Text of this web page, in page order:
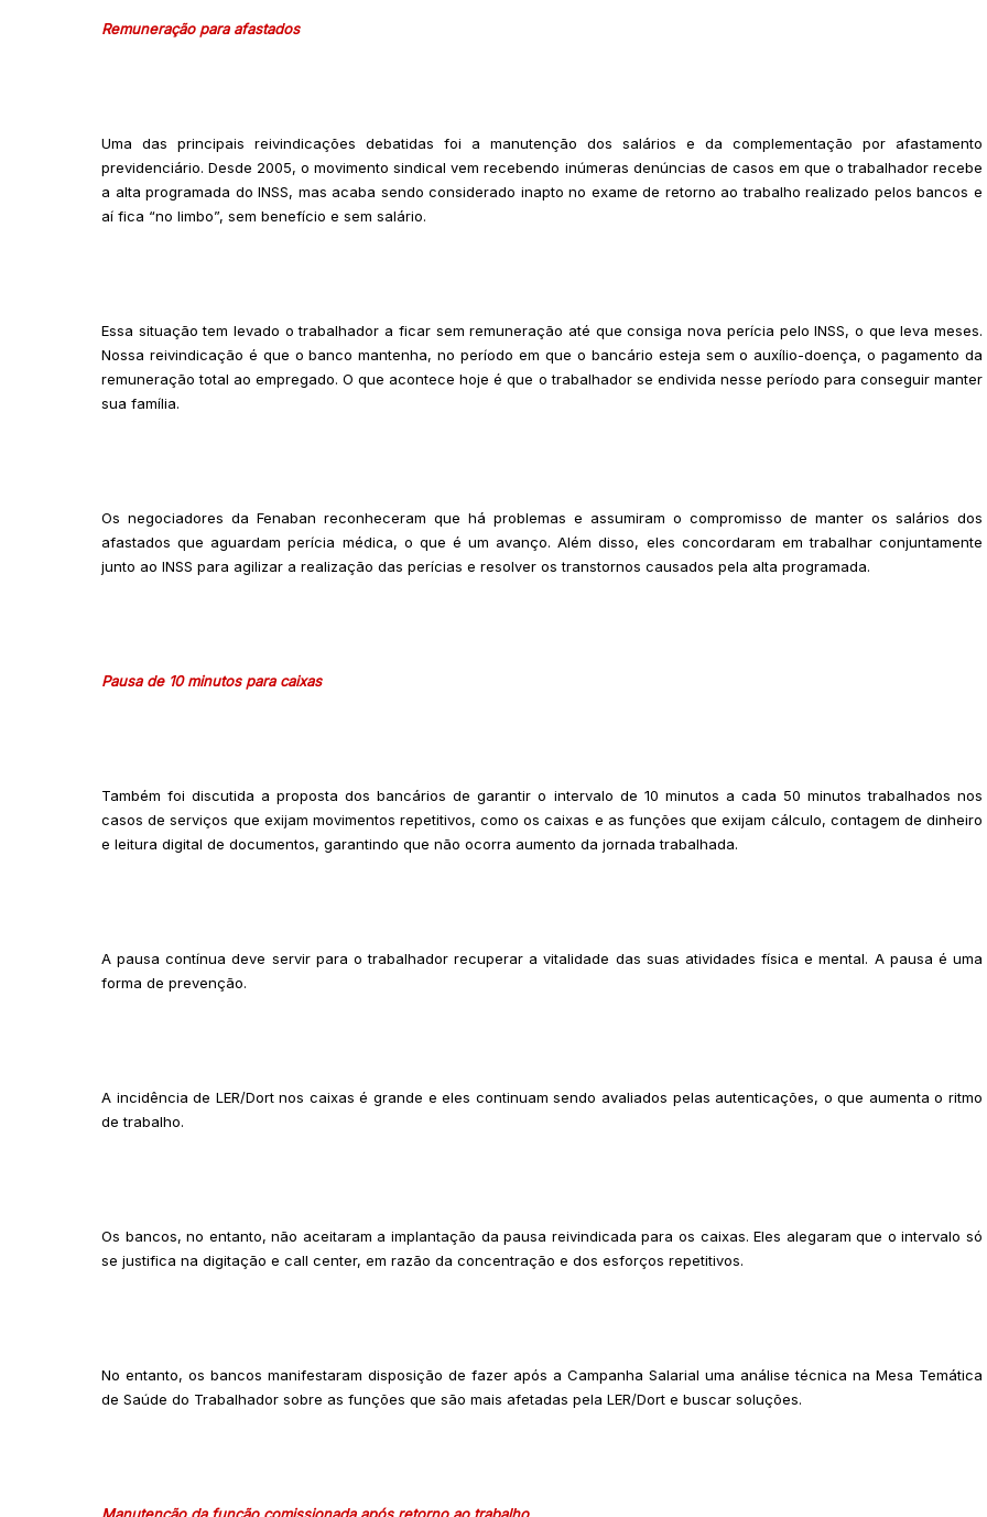
Remuneração para afastados
Uma das principais reivindicações debatidas foi a manutenção dos salários e da complementação por afastamento
previdenciário. Desde 2005, o movimento sindical vem recebendo inúmeras denúncias de casos em que o trabalhador recebe
a alta programada do INSS, mas acaba sendo considerado inapto no exame de retorno ao trabalho realizado pelos bancos e
aí fica “no limbo”, sem benefício e sem salário.
Essa situação tem levado o trabalhador a ficar sem remuneração até que consiga nova perícia pelo INSS, o que leva meses.
Nossa reivindicação é que o banco mantenha, no período em que o bancário esteja sem o auxílio-doença, o pagamento da
remuneração total ao empregado. O que acontece hoje é que o trabalhador se endivida nesse período para conseguir manter
sua família.
Os negociadores da Fenaban reconheceram que há problemas e assumiram o compromisso de manter os salários dos
afastados que aguardam perícia médica, o que é um avanço. Além disso, eles concordaram em trabalhar conjuntamente
junto ao INSS para agilizar a realização das perícias e resolver os transtornos causados pela alta programada.
Pausa de 10 minutos para caixas
Também foi discutida a proposta dos bancários de garantir o intervalo de 10 minutos a cada 50 minutos trabalhados nos
casos de serviços que exijam movimentos repetitivos, como os caixas e as funções que exijam cálculo, contagem de dinheiro
e leitura digital de documentos, garantindo que não ocorra aumento da jornada trabalhada.
A pausa contínua deve servir para o trabalhador recuperar a vitalidade das suas atividades física e mental. A pausa é uma
forma de prevenção.
A incidência de LER/Dort nos caixas é grande e eles continuam sendo avaliados pelas autenticações, o que aumenta o ritmo
de trabalho.
Os bancos, no entanto, não aceitaram a implantação da pausa reivindicada para os caixas. Eles alegaram que o intervalo só
se justifica na digitação e call center, em razão da concentração e dos esforços repetitivos.
No entanto, os bancos manifestaram disposição de fazer após a Campanha Salarial uma análise técnica na Mesa Temática
de Saúde do Trabalhador sobre as funções que são mais afetadas pela LER/Dort e buscar soluções.